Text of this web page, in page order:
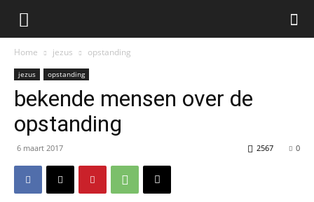
Home jezus opstanding
jezus opstanding
bekende mensen over de
opstanding
6 maart 2017 0
2567